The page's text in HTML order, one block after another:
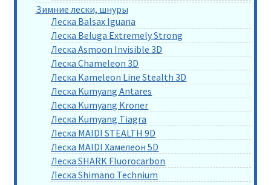
Зимние лески, шнуры
Леска Balsax Iguana
Леска Beluga Extremely Strong
Леска Asmoon Invisible 3D
Леска Chameleon 3D
Леска Kameleon Line Stealth 3D
Леска Kumyang Antares
Леска Kumyang Kroner
Леска Kumyang Tiagra
Леска MAIDI STEALTH 9D
Леска MAIDI Хамелеон 5D
Леска SHARK Fluorocarbon
Леска Shimano Technium